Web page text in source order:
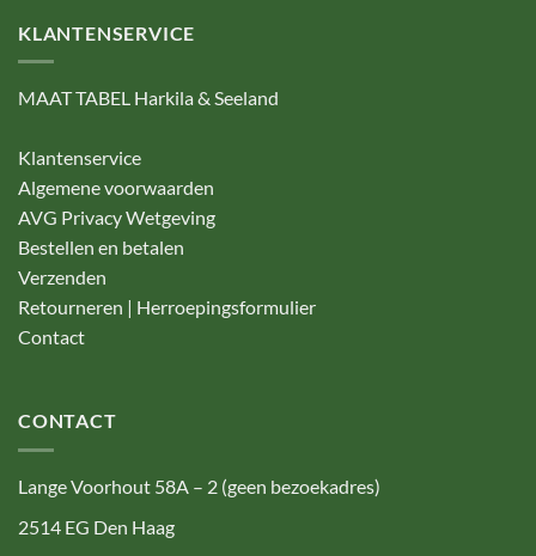
KLANTENSERVICE
MAAT TABEL Harkila & Seeland
Klantenservice
Algemene voorwaarden
AVG Privacy Wetgeving
Bestellen en betalen
Verzenden
Retourneren | Herroepingsformulier
Contact
CONTACT
Lange Voorhout 58A – 2 (geen bezoekadres)
2514 EG Den Haag